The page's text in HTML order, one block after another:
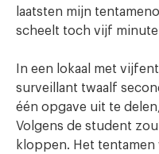
laatsten mijn
scheelt toch vijf
In een lokaal met
surveillant twaalf
één opgave uit te
Volgens de student
kloppen. Het tentamen